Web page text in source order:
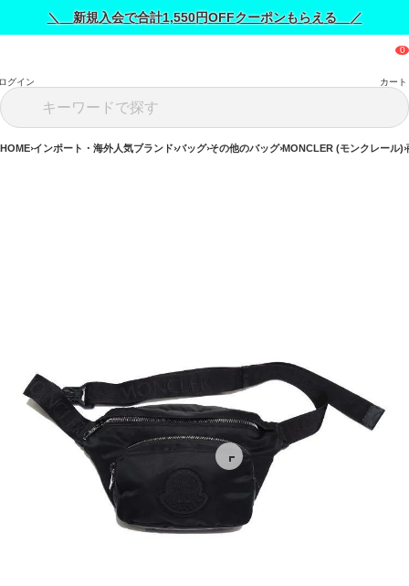
＼ 新規入会で合計1,550円OFFクーポンもらえる ／
グイン カート
HOME インポート・海外人気ブランド バッグ その他のバッグ MONCLER (モンクレール)